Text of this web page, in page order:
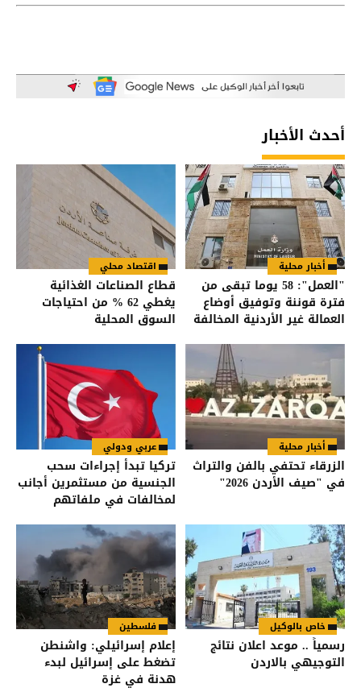
أحدث الأخبار
أخبار محلية
"العمل": 58 يوما تبقى من
فترة قوننة وتوفيق أوضاع
العمالة غير الأردنية المخالفة
اقتصاد محلي
قطاع الصناعات الغذائية
يغطي 62 % من احتياجات
السوق المحلية
أخبار محلية
الزرقاء تحتفي بالفن والتراث
في "صيف الأردن 2026"
عربي ودولي
تركيا تبدأ إجراءات سحب
الجنسية من مستثمرين أجانب
لمخالفات في ملفاتهم
خاص بالوكيل
رسمياً .. موعد اعلان نتائج
التوجيهي بالاردن
فلسطين
إعلام إسرائيلي: واشنطن
تضغط على إسرائيل لبدء
هدنة في غزة